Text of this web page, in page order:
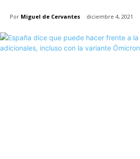
Por Miguel de Cervantes diciembre 4, 2021